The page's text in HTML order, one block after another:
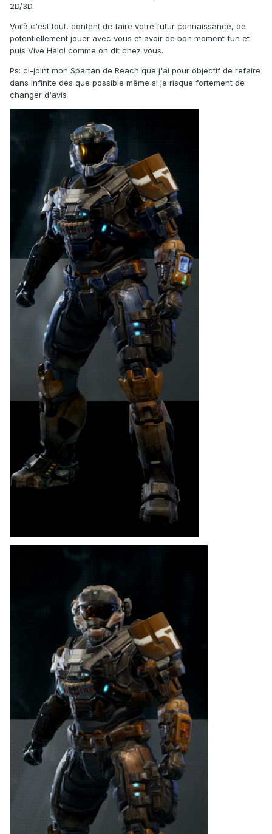
2D/3D.
Voilà c'est tout, content de faire votre futur connaissance, de
potentiellement jouer avec vous et avoir de bon moment fun et
puis Vive Halo! comme on dit chez vous.
Ps: ci-joint mon Spartan de Reach que j'ai pour objectif de refaire
dans Infinite dès que possible même si je risque fortement de
changer d'avis